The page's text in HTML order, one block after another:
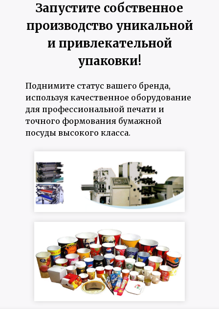
Запустите собственное
производство уникальной
и привлекательной
упаковки!
Поднимите статус вашего бренда,
используя качественное оборудование
для профессиональной печати и
точного формования бумажной
посуды высокого класса.